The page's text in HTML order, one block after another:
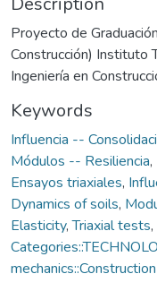
Proyecto de
Construcción) Instituto
Ingeniería en
Keywords
Influencia --
Módulos -- Resiliencia,
Ensayos triaxiales,
Dynamics of soils,
Elasticity,Triaxial tests,